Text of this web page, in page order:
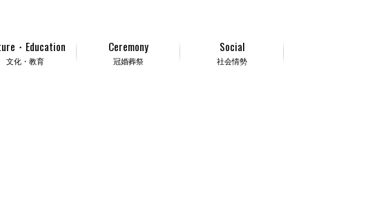
文化・教育
・Education
冠婚葬祭
Ceremony
社会情勢
Social